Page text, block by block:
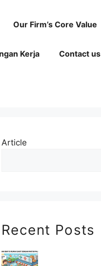
Our Firm’s Core Value
Kerja Contact us
Article
Recent Posts